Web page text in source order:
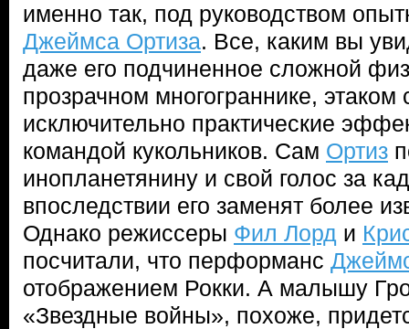
именно так, под руководством
Джеймса Ортиза. Все, каким вы
даже его подчиненное сложной
прозрачном многограннике,
исключительно практические
командой кукольников. Сам Ортиз
инопланетянину и свой голос за
впоследствии его заменят более
Однако режиссеры Фил Лорд и
посчитали, что перформанс
отображением Рокки. А малышу
«Звездные войны», похоже,